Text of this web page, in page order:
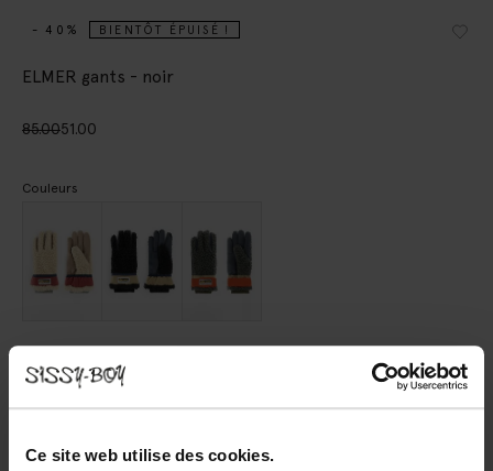
Ce site web utilise des cookies.
- 40% BIENTÔT ÉPUISÉ !
ELMER gants - noir
85.0051.00
Couleurs
Choisissez votre taille
8 9 10